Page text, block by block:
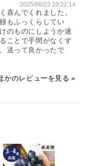
のお声、大
。
贈り物に安
よう努めて
2025/06/23 10:22:14
喜んでくれました。
もふっくらしてい
のものにしようか迷
ことで手間がなくす
送って良かったで
かのレビューを見る